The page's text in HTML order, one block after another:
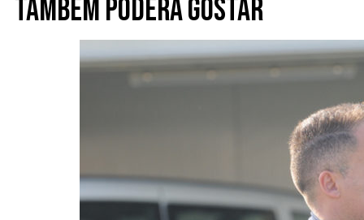
Também poderá gostar